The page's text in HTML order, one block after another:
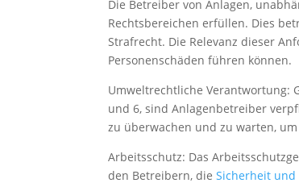
Die Betreiber von Anlagen,
Rechtsbereichen erfüllen. Dies
Strafrecht. Die Relevanz dieser
Personenschäden führen können.
Umweltrechtliche Verantwortung:
und 6, sind Anlagenbetreiber
zu überwachen und zu warten,
Arbeitsschutz: Das
den Betreibern, dieSicherheit